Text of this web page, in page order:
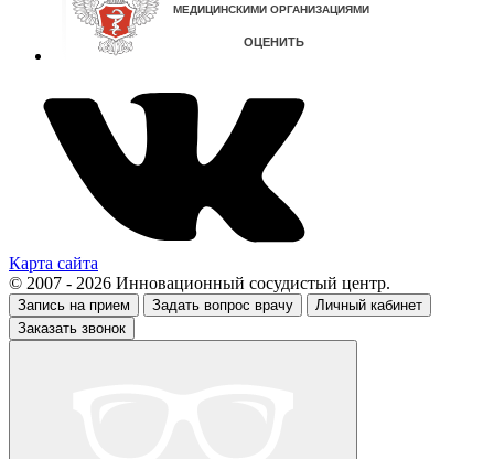
Карта сайта
© 2007 - 2026 Инновационный сосудистый центр.
Запись на прием Задать вопрос врачу
Личный кабинет
Заказать звонок